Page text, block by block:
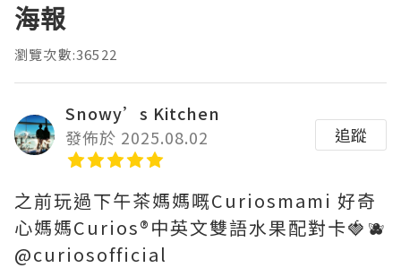
海報
瀏覽次數:36522
Snowy’s Kitchen
發佈於 2025.08.02
追蹤
之前玩過下午茶媽媽嘅Curiosmami 好奇
心媽媽Curios®️中英文雙語水果配對卡🍓🫐
@curiosofficial